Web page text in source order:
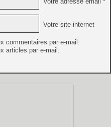
Votre site internet
commentaires par e-mail.
articles par e-mail.